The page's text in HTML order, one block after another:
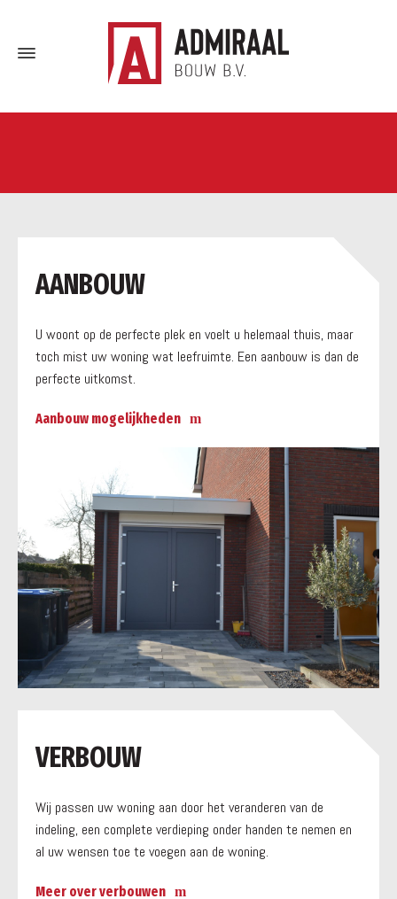
AANBOUW
U woont op de perfecte plek en voelt u helemaal thuis, maar
toch mist uw woning wat leefruimte. Een aanbouw is dan de
perfecte uitkomst.
Aanbouw mogelijkheden
VERBOUW
Wij passen uw woning aan door het veranderen van de
indeling, een complete verdieping onder handen te nemen en
al uw wensen toe te voegen aan de woning.
Meer over verbouwen